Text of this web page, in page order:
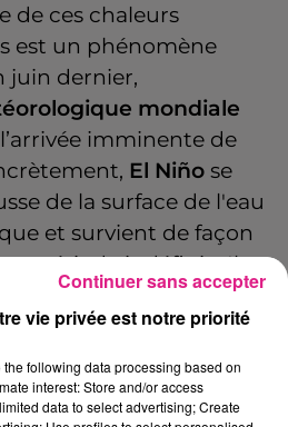
de ces chaleurs
est un phénomène
juin dernier,
mondiale
imminente de
El Niño se
de la surface de l'eau
et survient de façon
période indéfinie. Il est
à une hausse des
et provoque des
en particulier des
et des précipitations
que l’on va pouvoir
vie privée est notre priorité
the following data processing based on
interest: Store and/or access
data to select advertising; Create
Continuer sans accepter